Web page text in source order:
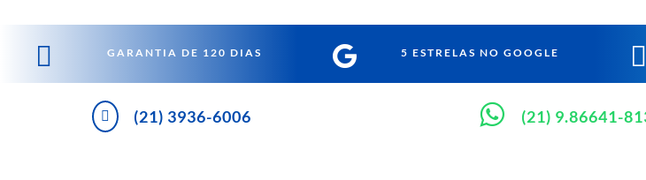
 GARANTIA DE 120 DIAS  5 ESTRELAS NO GOOGLE 
 (21) 3936-6006  (21) 9.86641-